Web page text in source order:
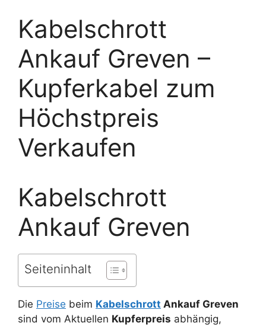
Kabelschrott
Ankauf Greven –
Kupferkabel zum
Höchstpreis
Verkaufen
Kabelschrott
Ankauf Greven
Seiteninhalt
Die Preise beim Kabelschrott Ankauf Greven
sind vom Aktuellen Kupferpreis abhängig,